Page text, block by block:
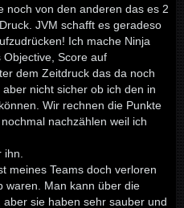
noch von den anderen das es 2
JVM schafft es geradeso
Ich mache Ninja
Objective, Score auf
dem Zeitdruck das da noch
nicht sicher ob ich den in
Wir rechnen die Punkte
nachzählen weil ich
meines Teams doch verloren
waren. Man kann über die
sie haben sehr sauber und